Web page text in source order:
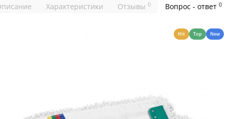
Характеристики Отзывы 0 Вопрос - ответ 0
Hit Top New